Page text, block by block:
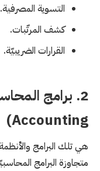
التسوية المصرفية.
كشف المرتّبات.
القرارات الضريبيّة.
Accounting)
هي تلك البرامج
متجاوزة البرامج